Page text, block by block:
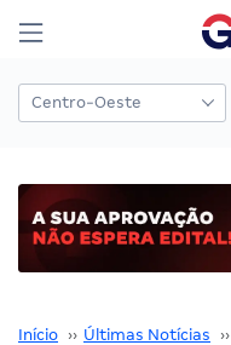
Início ›› Últimas Notícias ››